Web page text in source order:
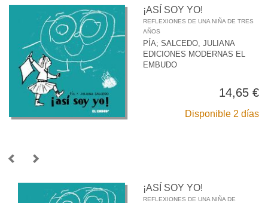
¡ASÍ SOY YO!
REFLEXIONES DE UNA NIÑA DE TRES
AÑOS
PÍA; SALCEDO, JULIANA
EDICIONES MODERNAS EL
EMBUDO
14,65 €
Disponible 2 días
¡ASÍ SOY YO!
REFLEXIONES DE UNA NIÑA DE